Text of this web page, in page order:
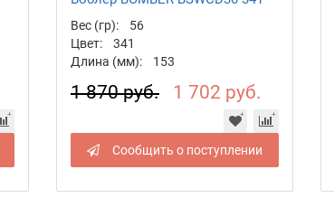
Вес (гр):
56
Цвет:
341
Длина (мм):
153
1 870 руб. 1 702 руб.
Сообщить о поступлении